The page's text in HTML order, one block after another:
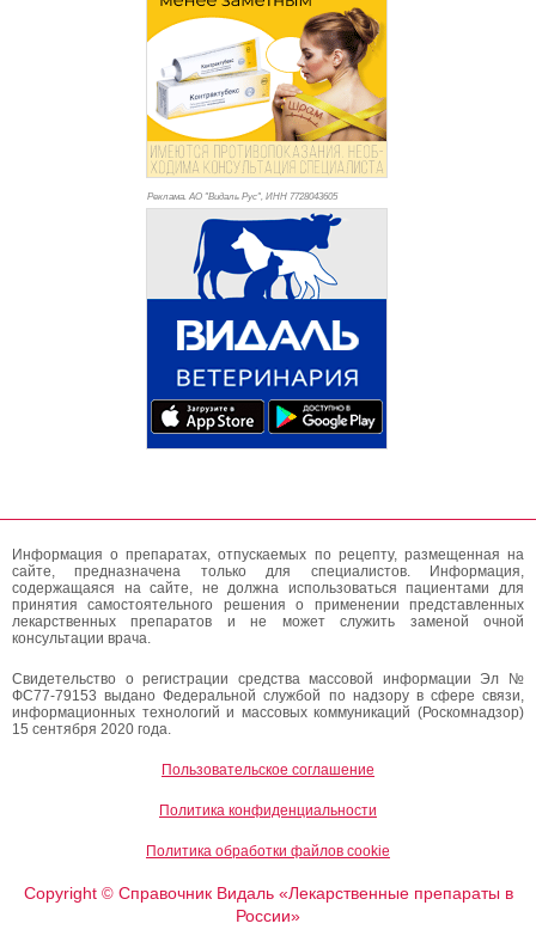
Реклама. АО "Видаль Рус", ИНН 7728043605
Информация о препаратах, отпускаемых по рецепту, размещенная на
сайте, предназначена только для специалистов. Информация,
содержащаяся на сайте, не должна использоваться пациентами для
принятия самостоятельного решения о применении представленных
лекарственных препаратов и не может служить заменой очной
консультации врача.
Свидетельство о регистрации средства массовой информации Эл №
ФС77-79153 выдано Федеральной службой по надзору в сфере связи,
информационных технологий и массовых коммуникаций (Роскомнадзор)
15 сентября 2020 года.
Пользовательское соглашение
Политика конфиденциальности
Политика обработки файлов cookie
Copyright ©Справочник Видаль «Лекарственные препараты в
России»